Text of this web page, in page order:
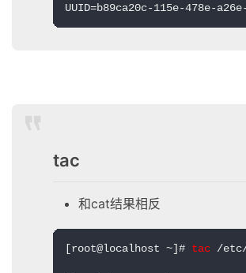
UUID=b89ca20c-115e-478e-
tac
和cat结果相反
[root@localhost ~]# tac /